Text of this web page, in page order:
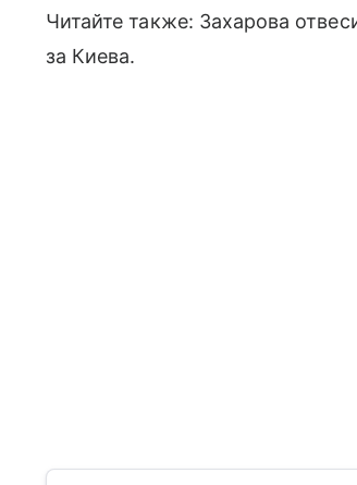
Читайте также: Захарова
за Киева.